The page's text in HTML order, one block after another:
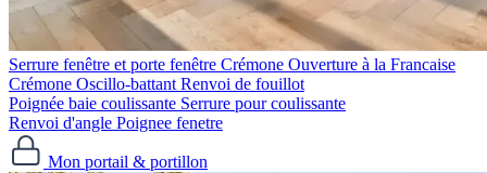
Serrure fenêtre et porte fenêtre Crémone Ouverture à la Francaise
Crémone Oscillo-battant Renvoi de fouillot
Poignée baie coulissante Serrure pour coulissante
Renvoi d'angle Poignee fenetre
Mon portail & portillon